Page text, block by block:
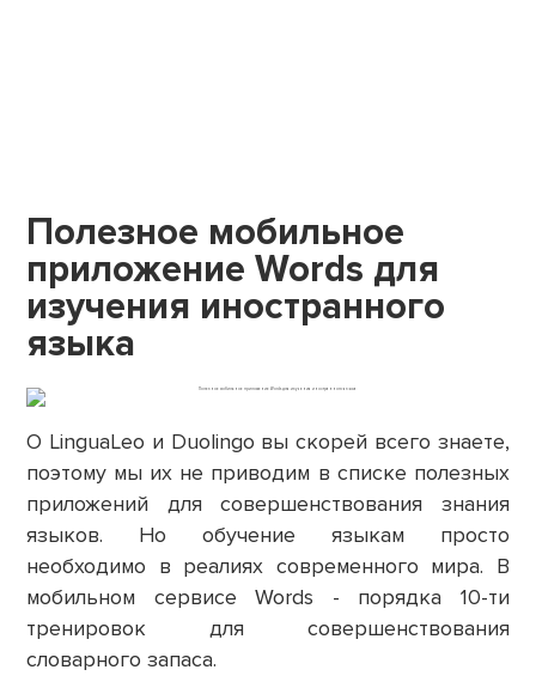
Полезное мобильное
приложение Words для
изучения иностранного
языка
О LinguaLeo и Duolingo вы скорей всего знаете,
поэтому мы их не приводим в списке полезных
приложений для совершенствования знания
языков. Но обучение языкам просто
необходимо в реалиях современного мира. В
мобильном сервисе Words - порядка 10-ти
тренировок для совершенствования
словарного запаса.